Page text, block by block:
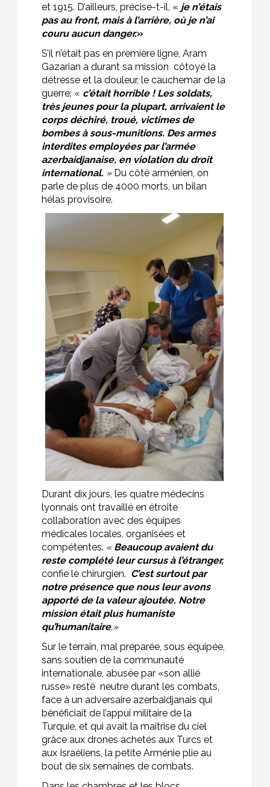
et 1915. D’ailleurs, précise-t-il, « je n’étais
pas au front, mais à l’arrière, où je n’ai
couru aucun danger.»
S’il n’était pas en première ligne, Aram
Gazarian a durant sa mission côtoyé la
détresse et la douleur, le cauchemar de la
guerre: « c’était horrible ! Les soldats,
très jeunes pour la plupart, arrivaient le
corps déchiré, troué, victimes de
bombes à sous-munitions. Des armes
interdites employées par l’armée
azerbaidjanaise, en violation du droit
international. » Du côté arménien, on
parle de plus de 4000 morts, un bilan
hélas provisoire.
Durant dix jours, les quatre médecins
lyonnais ont travaillé en étroite
collaboration avec des équipes
médicales locales, organisées et
compétentes. «Beaucoup avaient du
reste complété leur cursus à l’étranger,
confie le chirurgien. C’est surtout par
notre présence que nous leur avons
apporté de la valeur ajoutée. Notre
mission était plus humaniste
qu’humanitaire.»
Sur le terrain, mal préparée, sous équipée,
sans soutien de la communauté
internationale, abusée par «son allié
russe» resté neutre durant les combats,
face à un adversaire azerbaidjanais qui
bénéficiait de l’appui militaire de la
Turquie, et qui avait la maitrise du ciel
grâce aux drones achetés aux Turcs et
aux Israéliens, la petite Arménie plie au
bout de six semaines de combats.